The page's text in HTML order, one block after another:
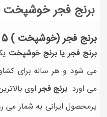
برنج فجر خوشپخت 5 کیلویی
برنج فجر (خوشپخت ) 5 کیلویی
برنج فجر یا برنج خوشپخت
می شود و هر ساله برای
می اورد. برنج فجراوی
پرمحصول ایرانی به شمار